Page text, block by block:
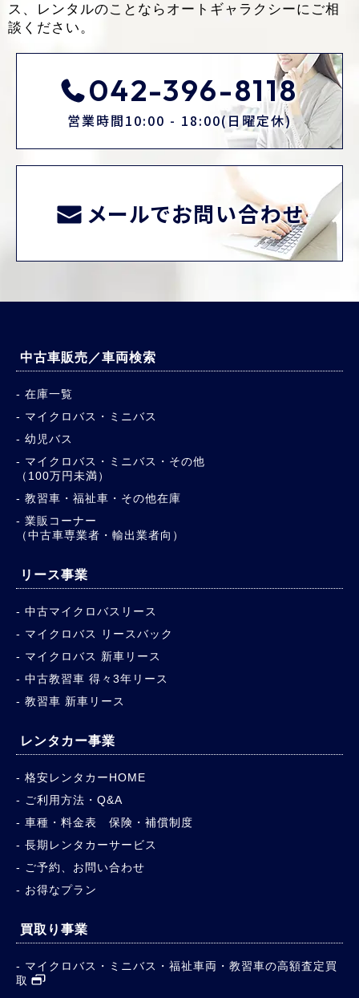
ス、レンタルのことなら オートギャラクシーにご相
談ください。
042-396-8118
営業時間10:00 - 18:00(日曜定休)
メールでお問い合わせ
中古車販売／車両検索
在庫一覧
マイクロバス・ミニバス
幼児バス
マイクロバス・ミニバス・その他
（100万円未満）
教習車・福祉車・その他在庫
業販コーナー
（中古車専業者・輸出業者向）
リース事業
中古マイクロバスリース
マイクロバス リースバック
マイクロバス 新車リース
中古教習車 得々3年リース
教習車 新車リース
レンタカー事業
格安レンタカーHOME
ご利用方法・Q&A
車種・料金表 保険・補償制度
長期レンタカーサービス
ご予約、お問い合わせ
お得なプラン
買取り事業
マイクロバス・ミニバス・福祉車両・教習車の高額査定買
取